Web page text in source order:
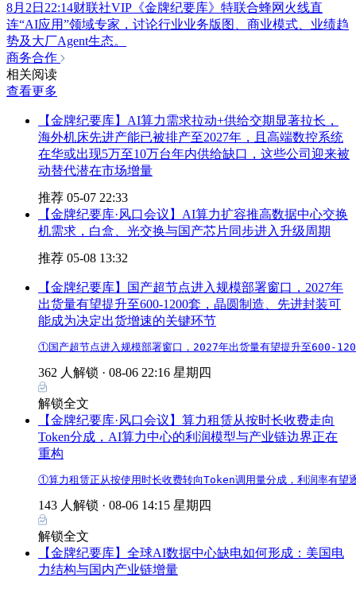
8月2日22:14财联社VIP《金牌纪要库》特联合蜂网火线直
连“AI应用”领域专家，讨论行业业务版图、商业模式、业绩趋
势及大厂Agent生态。
商务合作
相关阅读
查看更多
【金牌纪要库】AI算力需求拉动+供给交期显著拉长，
海外机床先进产能已被排产至2027年，且高端数控系统
在华或出现5万至10万台年内供给缺口，这些公司迎来被
动替代潜在市场增量
推荐 05-07 22:33
【金牌纪要库·风口会议】AI算力扩容推高数据中心交换
机需求，白盒、光交换与国产芯片同步进入升级周期
推荐 05-08 13:32
【金牌纪要库】国产超节点进入规模部署窗口，2027年
出货量有望提升至600-1200套，晶圆制造、先进封装可
能成为决定出货增速的关键环节
①国产超节点进入规模部署窗口，2027年出货量有望提升至600-
362 人解锁 · 08-06 22:16 星期四
解锁全文
【金牌纪要库·风口会议】算力租赁从按时长收费走向
Token分成，AI算力中心的利润模型与产业链边界正在
重构
①算力租赁正从按使用时长收费转向Token调用量分成，利润率有望
143 人解锁 · 08-06 14:15 星期四
解锁全文
【金牌纪要库】全球AI数据中心缺电如何形成：美国电
力结构与国内产业链增量